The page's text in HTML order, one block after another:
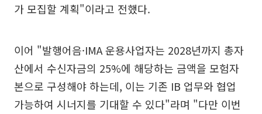
가 모집할 계획"이라고 전했다.
이어 "발행어음·IMA 운용사업자는 2028년까지 총자
산에서 수신자금의 25%에 해당하는 금액을 모험자
본으로 구성해야 하는데, 이는 기존 IB 업무와 협업
가능하여 시너지를 기대할 수 있다"라며 "다만 이번